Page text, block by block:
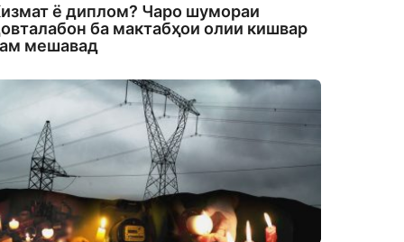
ё диплом? Чаро шумораи
ба мактабҳои олии кишвар
мешавад